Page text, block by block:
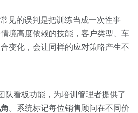
见的误判是把训练当成一次性事
境高度依赖的技能，客户类型、车
变化，会让同样的应对策略产生不
队看板功能，为培训管理者提供了
。系统标记每位销售顾问在不同价